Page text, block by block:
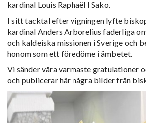
kardinal Louis Raphaël I Sako.
I sitt tacktal efter vigningen lyfte
kardinal Anders Arborelius faderliga
och kaldeiska missionen i Sverige och
honom som ett föredöme i ämbetet.
Vi sänder våra varmaste gratulationer
och publicerar här några bilder från